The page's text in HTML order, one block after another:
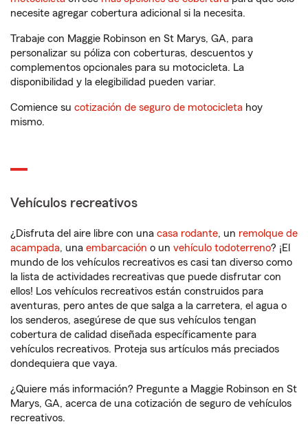
necesite agregar cobertura adicional si la necesita.
Trabaje con Maggie Robinson en St Marys, GA, para
personalizar su póliza con coberturas, descuentos y
complementos opcionales para su motocicleta. La
disponibilidad y la elegibilidad pueden variar.
Comience su cotización de seguro de motocicleta hoy
mismo.
Vehículos recreativos
¿Disfruta del aire libre con una casa rodante, un remolque de
acampada, una embarcación o un vehículo todoterreno? ¡El
mundo de los vehículos recreativos es casi tan diverso como
la lista de actividades recreativas que puede disfrutar con
ellos! Los vehículos recreativos están construidos para
aventuras, pero antes de que salga a la carretera, el agua o
los senderos, asegúrese de que sus vehículos tengan
cobertura de calidad diseñada específicamente para
vehículos recreativos. Proteja sus artículos más preciados
dondequiera que vaya.
¿Quiere más información? Pregunte a Maggie Robinson en St
Marys, GA, acerca de una cotización de seguro de vehículos
recreativos.